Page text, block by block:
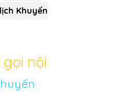
lịch Khuyến
gọi nội